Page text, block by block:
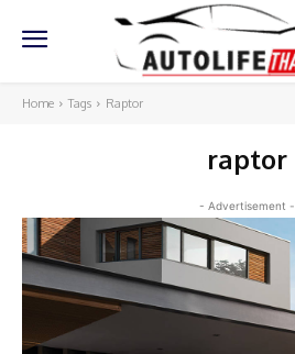
Home Tags Raptor
raptor
- Advertisement -